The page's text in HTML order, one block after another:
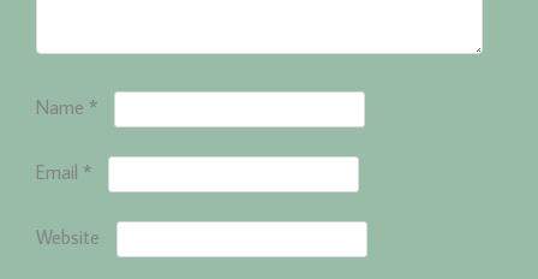
Name *
Email *
Website